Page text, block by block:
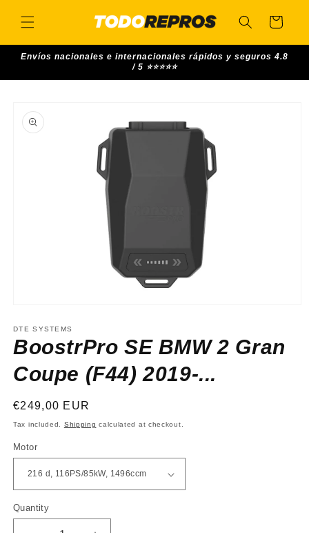
content
Cart
Envíos nacionales e internacionales rápidos y seguros 4.8
/ 5 ⭐⭐⭐⭐⭐
product
information
1
in
modal
DTE SYSTEMS
BoostrPro SE BMW 2 Gran
Coupe (F44) 2019-...
Regular
price
€249,00 EUR
Tax included. Shipping calculated at checkout.
Motor
Quantity